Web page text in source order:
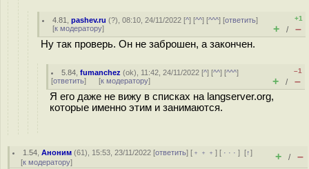
4.81 ,pashev.ru (?), 08:10, 24/11/2022 [^] [^^] [^^^] [ответить]
[к модератору]
+1
+ / –
Ну так проверь. Он не заброшен, а закончен.
5.84 ,fumanchez (ok), 11:42, 24/11/2022 [^] [^^] [^^^]
[ответить] [к модератору]
–1
+ / –
Я его даже не вижу в списках на langserver.org,
которые именно этим и занимаются.
1.54 ,Аноним (61), 15:53, 23/11/2022 [ответить] [ ﹢﹢﹢] [ · · ·][↑]
[к модератору] + / –